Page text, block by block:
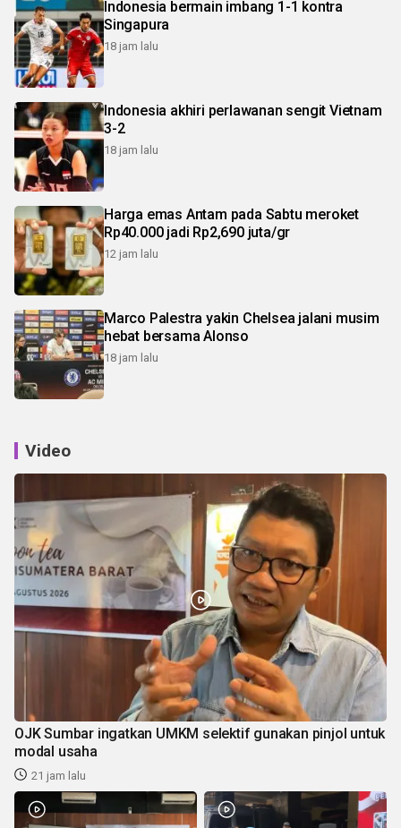
Indonesia bermain imbang 1-1 kontra
Singapura
18 jam lalu
Indonesia akhiri perlawanan sengit Vietnam
3-2
18 jam lalu
Harga emas Antam pada Sabtu meroket
Rp40.000 jadi Rp2,690 juta/gr
12 jam lalu
Marco Palestra yakin Chelsea jalani musim
hebat bersama Alonso
18 jam lalu
Video
OJK Sumbar ingatkan UMKM selektif gunakan pinjol untuk
modal usaha
21 jam lalu